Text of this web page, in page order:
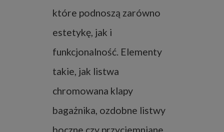
które podnoszą zarówno
estetykę, jak i
funkcjonalność. Elementy
takie, jak listwa
chromowana klapy
bagażnika, ozdobne listwy